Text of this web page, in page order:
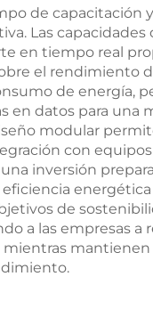
de capacitación
Las capacidades
en tiempo real
el rendimiento
de energía,
en datos para una
modular
con
inversión
de
a las empresas a
mientras mantienen